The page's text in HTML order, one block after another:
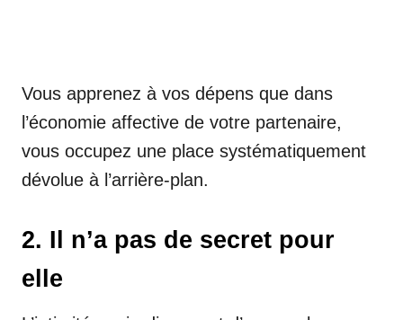
Vous apprenez à vos dépens que dans
l’économie affective de votre partenaire,
vous occupez une place systématiquement
dévolue à l’arrière-plan.
2. Il n’a pas de secret pour
elle